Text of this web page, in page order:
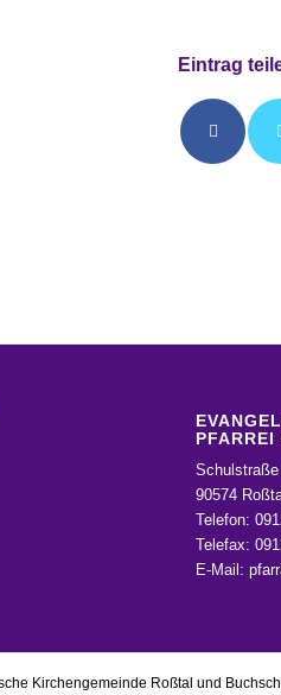
Eintrag
PFARREI
Schulstraße
90574
Telefon:
Telefax:
E-Mail:
Kirchengemeinde Roßtal und